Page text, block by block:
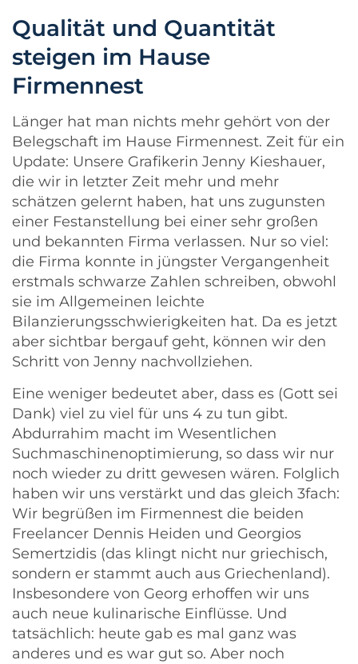
Qualität und Quantität
steigen im Hause
Firmennest
Länger hat man nichts mehr gehört von der
Belegschaft im Hause Firmennest. Zeit für ein
Update: Unsere Grafikerin Jenny Kieshauer,
die wir in letzter Zeit mehr und mehr
schätzen gelernt haben, hat uns zugunsten
einer Festanstellung bei einer sehr großen
und bekannten Firma verlassen. Nur so viel:
die Firma konnte in jüngster Vergangenheit
erstmals schwarze Zahlen schreiben, obwohl
sie im Allgemeinen leichte
Bilanzierungsschwierigkeiten hat. Da es jetzt
aber sichtbar bergauf geht, können wir den
Schritt von Jenny nachvollziehen.
Eine weniger bedeutet aber, dass es (Gott sei
Dank) viel zu viel für uns 4 zu tun gibt.
Abdurrahim macht im Wesentlichen
Suchmaschinenoptimierung, so dass wir nur
noch wieder zu dritt gewesen wären. Folglich
haben wir uns verstärkt und das gleich 3fach:
Wir begrüßen im Firmennest die beiden
Freelancer Dennis Heiden und Georgios
Semertzidis (das klingt nicht nur griechisch,
sondern er stammt auch aus Griechenland).
Insbesondere von Georg erhoffen wir uns
auch neue kulinarische Einflüsse. Und
tatsächlich: heute gab es mal ganz was
anderes und es war gut so. Aber noch